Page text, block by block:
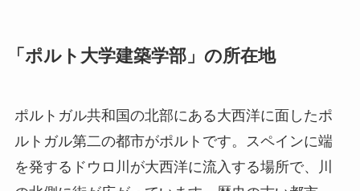
「ポルト大学建築学部」の所在地
ポルトガル共和国の北部にある大西洋に面したポ
ルトガル第二の都市がポルトです。スペインに端
を発するドウロ川が大西洋に流入する場所で、川